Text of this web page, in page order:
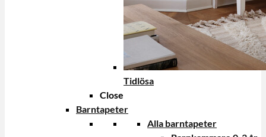
Tidlösa
Close
Barntapeter
Alla barntapeter